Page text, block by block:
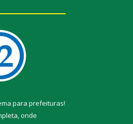
para prefeituras!
onde